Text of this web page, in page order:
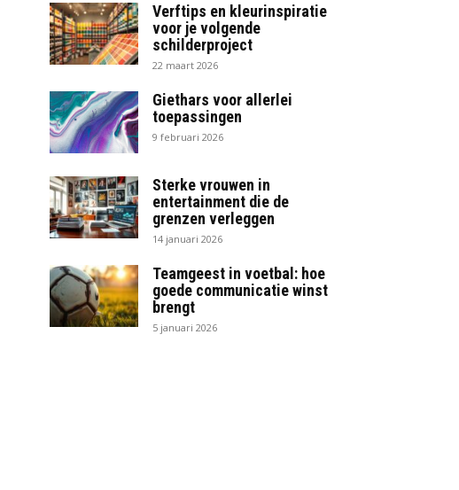
Verftips en kleurinspiratie
voor je volgende
schilderproject
22 maart 2026
Giethars voor allerlei
toepassingen
9 februari 2026
Sterke vrouwen in
entertainment die de
grenzen verleggen
14 januari 2026
Teamgeest in voetbal: hoe
goede communicatie winst
brengt
5 januari 2026